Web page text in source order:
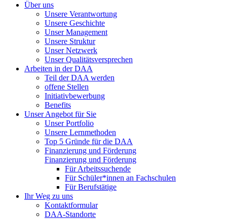
Über uns
Unsere Verantwortung
Unsere Geschichte
Unser Management
Unsere Struktur
Unser Netzwerk
Unser Qualitätsversprechen
Arbeiten in der DAA
Teil der DAA werden
offene Stellen
Initiativbewerbung
Benefits
Unser Angebot für Sie
Unser Portfolio
Unsere Lernmethoden
Top 5 Gründe für die DAA
Finanzierung und Förderung
Finanzierung und Förderung
Für Arbeitssuchende
Für Schüler*innen an Fachschulen
Für Berufstätige
Ihr Weg zu uns
Kontaktformular
DAA-Standorte